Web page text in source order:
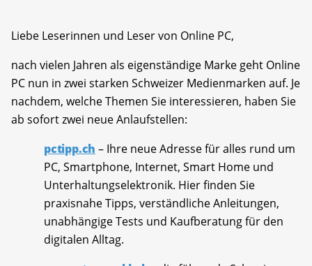
Liebe Leserinnen und Leser von Online PC,
nach vielen Jahren als eigenständige Marke geht Online
PC nun in zwei starken Schweizer Medienmarken auf. Je
nachdem, welche Themen Sie interessieren, haben Sie
ab sofort zwei neue Anlaufstellen:
pctipp.ch – Ihre neue Adresse für alles rund um
PC, Smartphone, Internet, Smart Home und
Unterhaltungselektronik. Hier finden Sie
praxisnahe Tipps, verständliche Anleitungen,
unabhängige Tests und Kaufberatung für den
digitalen Alltag.